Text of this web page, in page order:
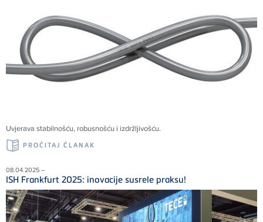
Uvjerava stabilnošću, robusnošću i izdržljivošću.
PROČITAJ ČLANAK
08.04.2025 –
ISH Frankfurt 2025: inovacije susrele praksu!